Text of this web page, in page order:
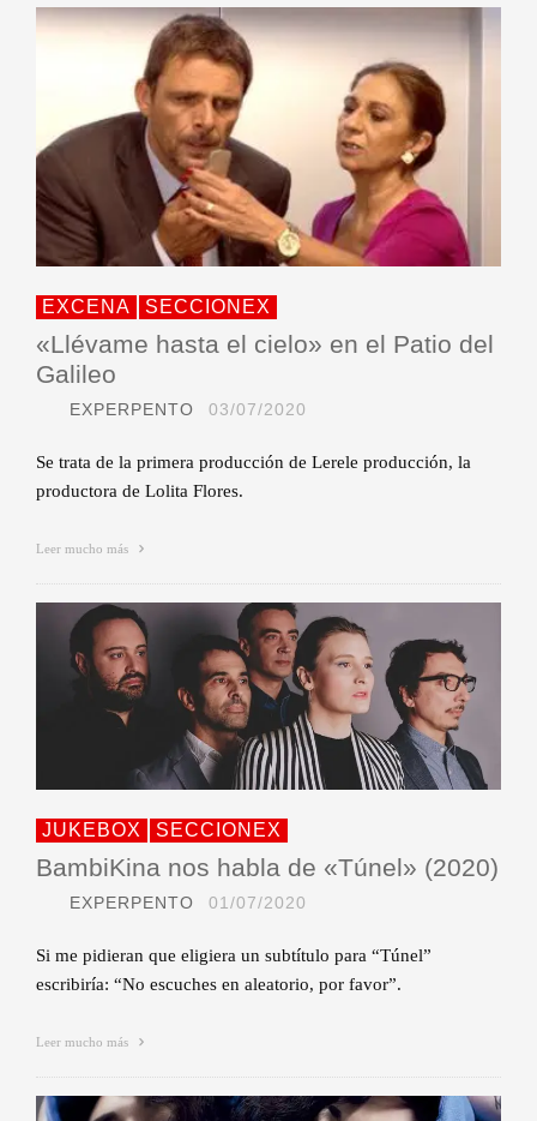
EXCENA SECCIONEX
«Llévame hasta el cielo» en el Patio del
Galileo
EXPERPENTO 03/07/2020
Se trata de la primera producción de Lerele producción, la
productora de Lolita Flores.
Leer mucho más
JUKEBOX SECCIONEX
BambiKina nos habla de «Túnel» (2020)
EXPERPENTO 01/07/2020
Si me pidieran que eligiera un subtítulo para “Túnel”
escribiría: “No escuches en aleatorio, por favor”.
Leer mucho más